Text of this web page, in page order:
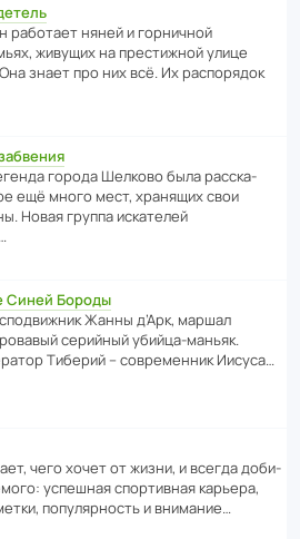
рабо­тает няней и горни­чной
живущих на прес­ти­жной улице
знает про них всё. Их распо­рядок
города Шелково была расска­
ещё много мест, хранящих свои
Новая группа иска­телей
Синей Бороды
Жанны д’Арк, маршал
серийный убийца-маньяк.
Тиберий – совре­менник Иисуса…
чего хочет от жизни, и всегда доби­
успе­шная спор­ти­вная карьера,
попу­ля­р­ность и внимание…